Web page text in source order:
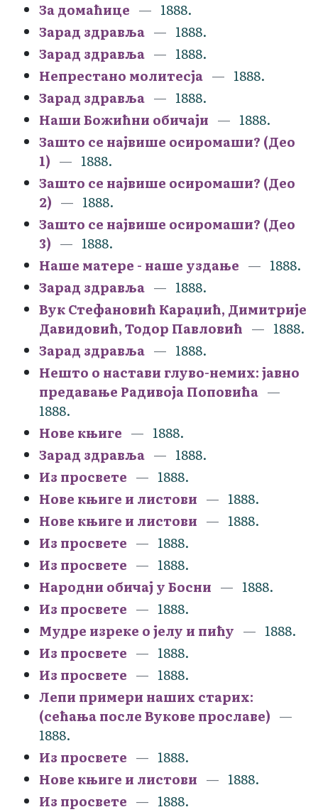
За домаћице
1888.
Зарад здравља
1888.
Зарад здравља
1888.
Непрестано молитесја
1888.
Зарад здравља
1888.
Наши Божићни обичаји
1888.
Зашто се највише осиромаши? (Део
1)
1888.
Зашто се највише осиромаши? (Део
2)
1888.
Зашто се највише осиромаши? (Део
3)
1888.
Наше матере - наше уздање
1888.
Зарад здравља
1888.
Вук Стефановић Караџић, Димитрије
Давидовић, Тодор Павловић
1888.
Зарад здравља
1888.
Нешто о настави глуво-немих: јавно
предавање Радивоја Поповића
1888.
Нове књиге
1888.
Зарад здравља
1888.
Из просвете
1888.
Нове књиге и листови
1888.
Нове књиге и листови
1888.
Из просвете
1888.
Из просвете
1888.
Народни обичај у Босни
1888.
Из просвете
1888.
Мудре изреке о јелу и пићу
1888.
Из просвете
1888.
Из просвете
1888.
Лепи примери наших старих:
(сећања после Вукове прославе)
1888.
Из просвете
1888.
Нове књиге и листови
1888.
Из просвете
1888.